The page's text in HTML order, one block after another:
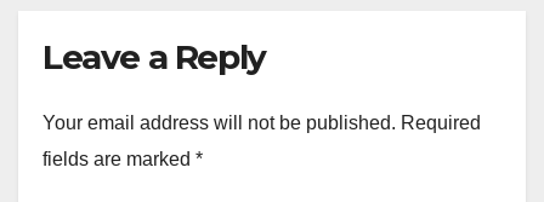
Leave a Reply
Your email address will not be published. Required
fields are marked *